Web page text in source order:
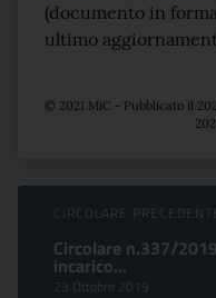
(documento in
ultimo
© 2021 MiC - Pubblicato il
Sfoglia
CIRCOLARE PRECEDENTE:
Circolare n.337/
incarico...
23 Ottobre 2019